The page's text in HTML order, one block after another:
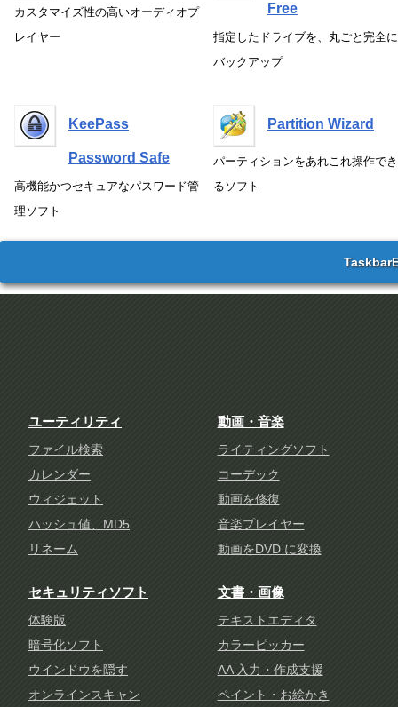
カスタマイズ性の高いオーディオプ
レイヤー
Free
指定したドライブを、丸ごと完全に
バックアップ
KeePass
Password Safe
高機能かつセキュアなパスワード管
理ソフト
Partition Wizard
パーティションをあれこれ操作でき
るソフト
ユーティリティ
ファイル検索
カレンダー
ウィジェット
ハッシュ値、MD5
リネーム
動画・音楽
ライティングソフト
コーデック
動画を修復
音楽プレイヤー
動画をDVD に変換
セキュリティソフト
体験版
暗号化ソフト
ウインドウを隠す
オンラインスキャン
文書・画像
テキストエディタ
カラーピッカー
AA 入力・作成支援
ペイント・お絵かき